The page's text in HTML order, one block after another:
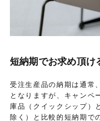
短納期でお求め頂け
受注生産品の納期は通常
となりますが、キャンペ
庫品（クイックシップ）
除く）と比較的短納期で